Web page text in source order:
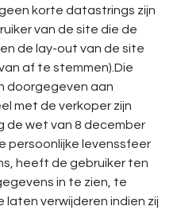
korte datastrings zijn
van de site die de
de lay-out van de site
af te stemmen).Die
doorgegeven aan
met de verkoper zijn
de wet van 8 december
persoonlijke levenssfeer
heeft de gebruiker ten
in te zien, te
verwijderen indien zij